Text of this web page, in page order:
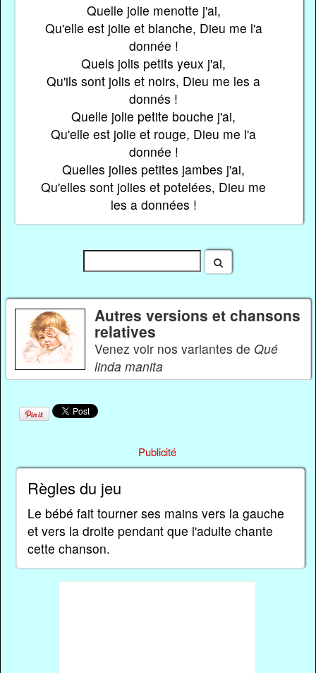
Quelle jolie menotte j'ai,
Qu'elle est jolie et blanche, Dieu me l'a
donnée !
Quels jolis petits yeux j'ai,
Qu'ils sont jolis et noirs, Dieu me les a
donnés !
Quelle jolie petite bouche j'ai,
Qu'elle est jolie et rouge, Dieu me l'a
donnée !
Quelles jolies petites jambes j'ai,
Qu'elles sont jolies et potelées, Dieu me
les a données !
Autres versions et chansons
relatives
Venez voir nos variantes de Qué
linda manita
Publicité
Règles du jeu
Le bébé fait tourner ses mains vers la gauche
et vers la droite pendant que l'adulte chante
cette chanson.